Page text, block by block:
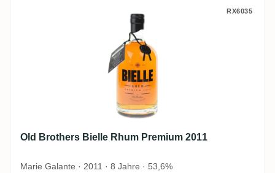
Old Brothers Bielle Rhum Premium 2011
RX6035
Old Brothers Bielle Rhum Premium 2011
Marie Galante · 2011 · 8 Jahre · 53,6%